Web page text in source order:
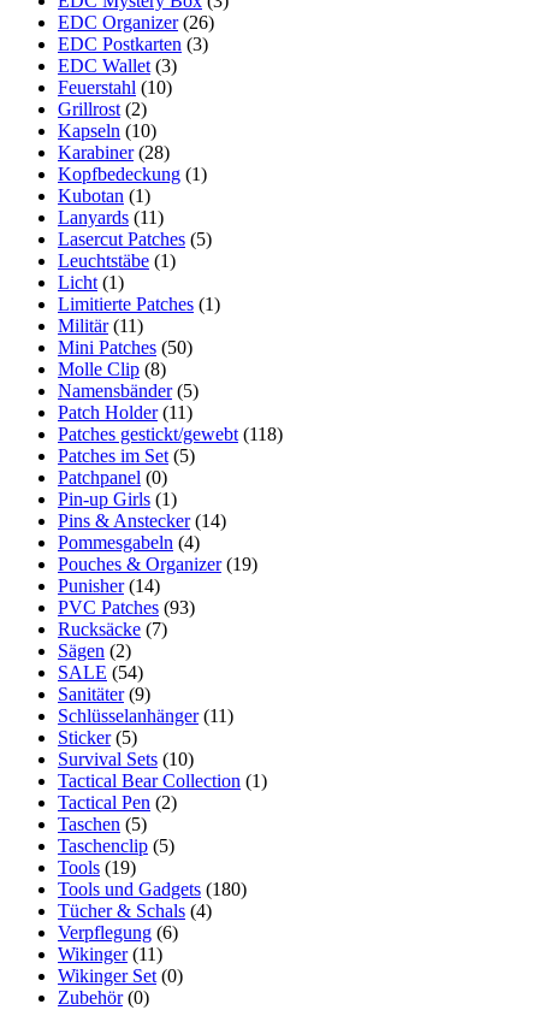
EDC Organizer (26)
EDC Postkarten (3)
EDC Wallet (3)
Feuerstahl (10)
Grillrost (2)
Kapseln (10)
Karabiner (28)
Kopfbedeckung (1)
Kubotan (1)
Lanyards (11)
Lasercut Patches (5)
Leuchtstäbe (1)
Licht (1)
Limitierte Patches (1)
Militär (11)
Mini Patches (50)
Molle Clip (8)
Namensbänder (5)
Patch Holder (11)
Patches gestickt/gewebt (118)
Patches im Set (5)
Patchpanel (0)
Pin-up Girls (1)
Pins & Anstecker (14)
Pommesgabeln (4)
Pouches & Organizer (19)
Punisher (14)
PVC Patches (93)
Rucksäcke (7)
Sägen (2)
SALE (54)
Sanitäter (9)
Schlüsselanhänger (11)
Sticker (5)
Survival Sets (10)
Tactical Bear Collection (1)
Tactical Pen (2)
Taschen (5)
Taschenclip (5)
Tools (19)
Tools und Gadgets (180)
Tücher & Schals (4)
Verpflegung (6)
Wikinger (11)
Wikinger Set (0)
Zubehör (0)